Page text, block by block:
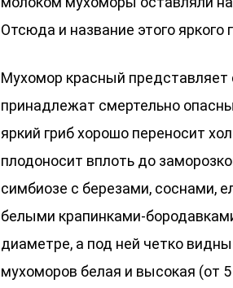
Отсюда и название этого яркого
Мухомор красный
принадлежат смертельно
яркий гриб хорошо переносит
плодоносит вплоть до
симбиозе с березами, соснами,
белыми крапинками-
диаметре, а под ней четко
мухоморов белая и высокая (от